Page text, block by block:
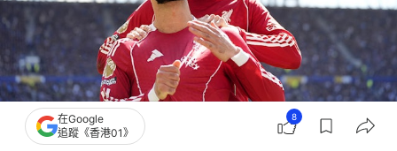
在Google
追蹤《香港01》
8